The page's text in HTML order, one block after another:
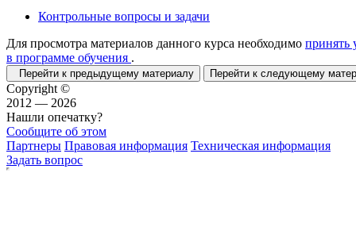
Контрольные вопросы и задачи
Для просмотра материалов данного курса необходимо принять
в программе обучения .
Перейти к предыдущему материалу Перейти к следующему
Copyright ©
2012 — 2026
Нашли опечатку?
Сообщите об этом
Партнеры Правовая информация Техническая информация
Задать вопрос